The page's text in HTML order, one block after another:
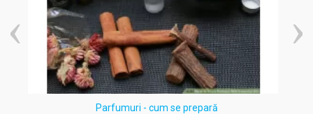
Parfumuri - cum se prepară